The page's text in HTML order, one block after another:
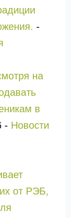
-
на
в
- Новости
от РЭБ,